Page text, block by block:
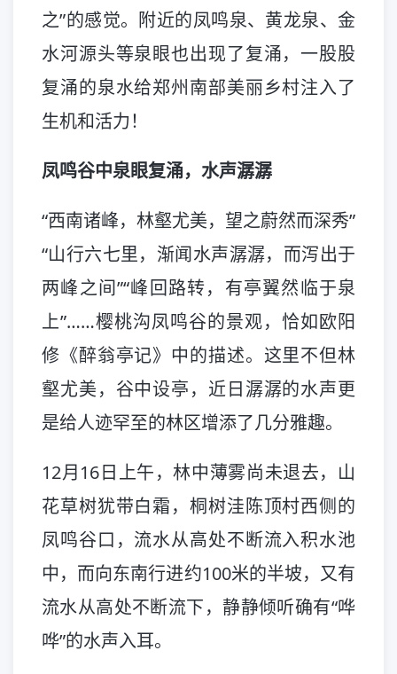
之”的感觉。附近的凤鸣泉、黄龙泉、金
水河源头等泉眼也出现了复涌，一股股
复涌的泉水给郑州南部美丽乡村注入了
生机和活力！
凤鸣谷中泉眼复涌，水声潺潺
“西南诸峰，林壑尤美，望之蔚然而深秀”
“山行六七里，渐闻水声潺潺，而泻出于
两峰之间”“峰回路转，有亭翼然临于泉
上”……樱桃沟凤鸣谷的景观，恰如欧阳
修《醉翁亭记》中的描述。这里不但林
壑尤美，谷中设亭，近日潺潺的水声更
是给人迹罕至的林区增添了几分雅趣。
12月16日上午，林中薄雾尚未退去，山
花草树犹带白霜，桐树洼陈顶村西侧的
凤鸣谷口，流水从高处不断流入积水池
中，而向东南行进约100米的半坡，又有
流水从高处不断流下，静静倾听确有“哗
哗”的水声入耳。